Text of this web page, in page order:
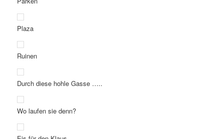
Plaza
Ruinen
Durch diese hohle Gasse …..
Wo laufen sie denn?